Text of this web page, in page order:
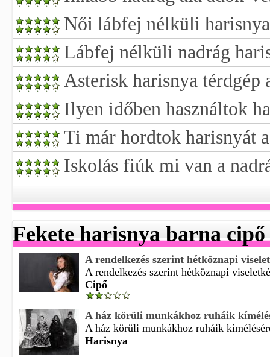
Női lábfej nélküli
Lábfej nélküli nadrág
Asterisk harisnya térdgép
Ilyen időben használtok
Ti már hordtok harisnyát
Iskolás fiúk mi van a
Fekete harisnya barna cipő
A rendelkezés szerint hétköznapi
A rendelkezés szerint hétköznapi
Cipő
A ház körüli munkákhoz ruháik
A ház körüli munkákhoz ruháik
Harisnya